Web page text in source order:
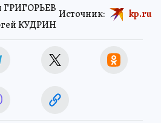
ГРИГОРЬЕВ
КУДРИН
Источник: kp.ru